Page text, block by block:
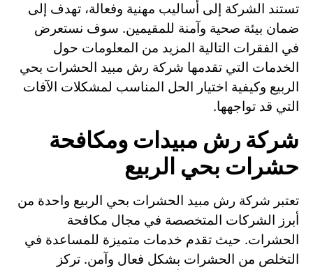
تستند الشركة إلى أساليب مهنية وفعالة، تهدف إلى
ضمان بيئة صحية وآمنة للمقيمين. سوف نستعرض
في الفقرات التالية المزيد من المعلومات حول
الخدمات التي تقدمها شركة رش مبيد الحشرات بحي
الربيع وكيفية اختيار الحل المناسب لمشكلات الآفات
التي قد تواجهها.
شركة رش مبيدات ومكافحة
حشرات بحي الربيع
تعتبر شركة رش مبيد الحشرات بحي الربيع واحدة من
أبرز الشركات المتخصصة في مجال مكافحة
الحشرات. حيث تقدم خدمات متميزة للمساعدة في
التخلص من الحشرات بشكل فعال وآمن. تركز